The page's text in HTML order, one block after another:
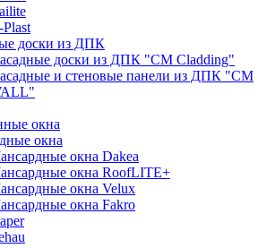
доски из ДПК
доски из ДПК "CM Cladding"
и стеновые панели из ДПК "CM
окна
окна
окна Dakea
окна RoofLITE+
окна Velux
окна Fakro